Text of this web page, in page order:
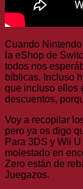
Cuando
la eShop de
todos nos
bíblicas. Incluso
que incluso ellos
descuentos,
Voy a recopilar
pero ya os digo
Para 3DS y Wii
molestado en
Zero están de
Juegazos.